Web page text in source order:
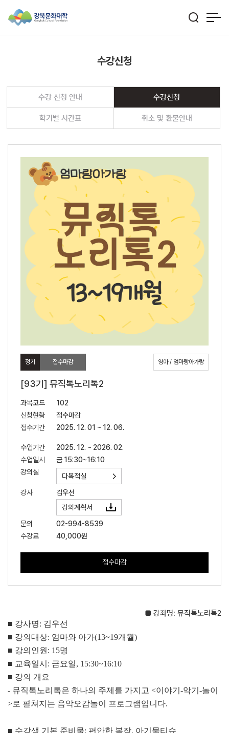
수강신청
수강 신청 안내 수강신청
학기별 시간표 취소 및 환불안내
정기 접수마감 영아 / 엄마랑아가랑
[93기] 뮤직톡노리톡2
과목코드
102
신청현황
접수마감
접수기간
2025. 12. 01 ~ 12. 06.
수업기간
2025. 12. ~ 2026. 02.
수업일시
금 15:30~16:10
강의실
다목적실
강사
김우선
강의계획서
문의
02-994-8539
수강료
40,000원
접수마감
■ 강좌명: 뮤직톡노리톡2
■ 강사명: 김우선
■ 강의대상: 엄마와 아가(13~19개월)
■ 강의인원 : 15명
■ 교육일시 : 금요일, 15:30~16:10
■ 강의 개요
- 뮤직톡노리톡은 하나의 주제를 가지고 <이야기 -악기 -놀이
>로 펼쳐지는 음악오감놀이 프로그램입니다.
■ 수강생 기본 준비물: 편안한 복장, 아기물티슈